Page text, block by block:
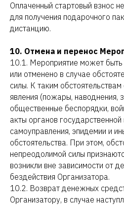
Оплаченный стартовый взнос
для получения подарочного
дистанцию.
10. Отмена и перенос
10.1. Мероприятие может
или отменено в случае
силы. К таким
явления (пожары, наводнения,
общественные беспорядки,
акты органов государственной
самоуправления, эпидемии и
обстоятельства. При этом,
непреодолимой силы
возникли вне зависимости от
бездействия Организатора.
10.2. Возврат денежных
Организатору, в случае